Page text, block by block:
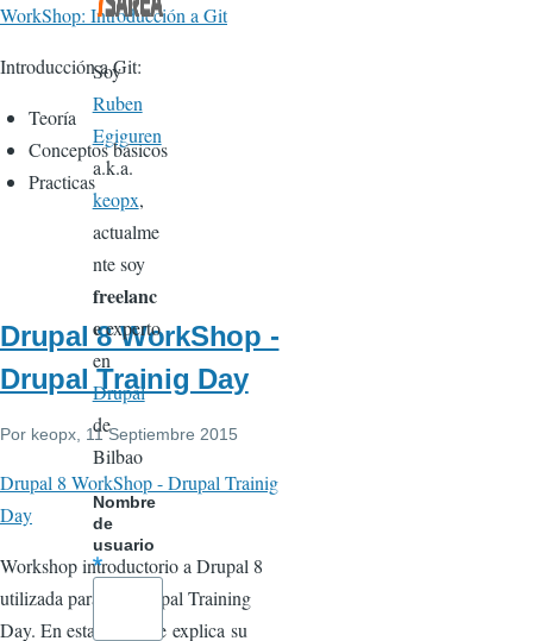
WorkShop: Introducción a Git
Introducción a Git:
Teoría
Conceptos básicos
Practicas
Drupal 8 WorkShop -
Drupal Trainig Day
Por keopx, 11 Septiembre 2015
Drupal 8 WorkShop - Drupal Trainig
Day
Workshop introductorio a Drupal 8
utilizada para los Drupal Training
Day. En esta sesion se explica su
Soy
Ruben
Egiguren
a.k.a.
keopx,
actualme
nte soy
freelanc
eexperto
en
Drupal
de
Bilbao
Nombre
de
usuario